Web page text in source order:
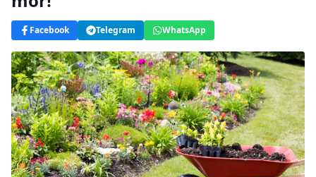
Facebook Telegram WhatsApp